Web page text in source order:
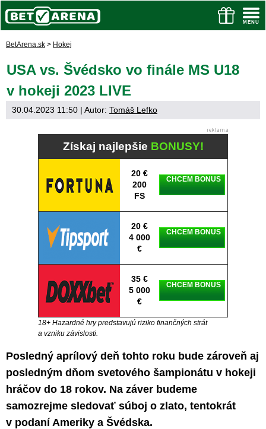
BetArena.sk > Hokej
USA vs. Švédsko vo finále MS U18
v hokeji 2023 LIVE
30.04.2023 11:50 | Autor: Tomáš Lefko
Získaj najlepšie BONUSY!
20 €
200
FS
CHCEM BONUS
20 €
4 000
€
CHCEM BONUS
35 €
5 000
€
CHCEM BONUS
18+ Hazardné hry predstavujú riziko finančných strát
a vzniku závislosti.
Posledný aprílový deň tohto roku bude zároveň aj
posledným dňom svetového šampionátu v hokeji
hráčov do 18 rokov. Na záver budeme
samozrejme sledovať súboj o zlato, tentokrát
v podaní Ameriky a Švédska.